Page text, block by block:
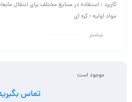
کاربرد : استفاده در صنایع مختلف برای انتقال
مواد اولیه : کره ای
بیشـتر
موجود است
تماس